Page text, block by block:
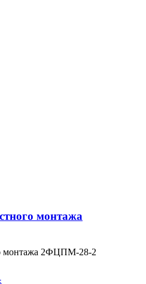
монтажа
монтажа 2ФЦПМ-28-2